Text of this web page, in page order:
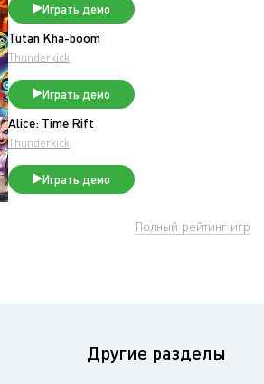
Играть демо
Tutan Kha-boom
Thunderkick
Играть демо
Alice: Time Rift
Thunderkick
Играть демо
Полный рейтинг игр
Другие разделы